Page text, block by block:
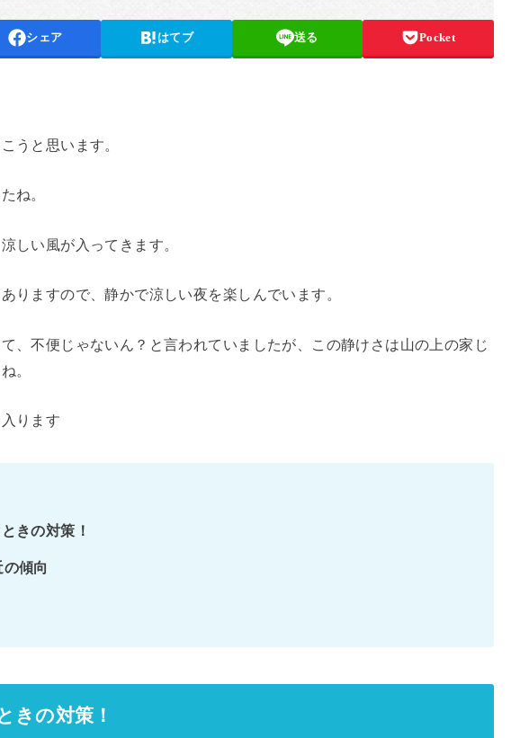
シェア はてブ 送る Pocket
うと思います。
ね。
しい風が入ってきます。
りますので、静かで涼しい夜を楽しんでいます。
、不便じゃないん？と言われていましたが、この静けさは山の上の家じ
。
ります
きの対策！
傾向
きの対策！